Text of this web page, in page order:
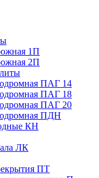
1П
2П
ПАГ 14
ПАГ 18
ПАГ 20
ПДН
КН
ЛК
ПТ